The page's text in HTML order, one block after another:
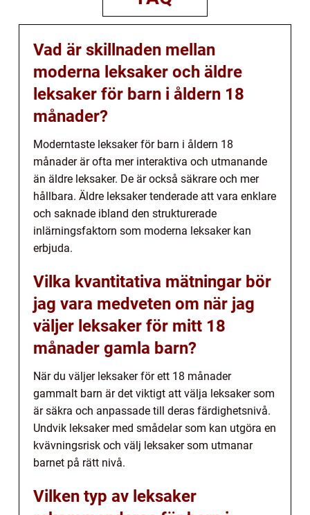
Vad är skillnaden mellan
moderna leksaker och äldre
leksaker för barn i åldern 18
månader?
Moderntaste leksaker för barn i åldern 18
månader är ofta mer interaktiva och utmanande
än äldre leksaker. De är också säkrare och mer
hållbara. Äldre leksaker tenderade att vara enklare
och saknade ibland den strukturerade
inlärningsfaktorn som moderna leksaker kan
erbjuda.
Vilka kvantitativa mätningar bör
jag vara medveten om när jag
väljer leksaker för mitt 18
månader gamla barn?
När du väljer leksaker för ett 18 månader
gammalt barn är det viktigt att välja leksaker som
är säkra och anpassade till deras färdighetsnivå.
Undvik leksaker med smådelar som kan utgöra en
kvävningsrisk och välj leksaker som utmanar
barnet på rätt nivå.
Vilken typ av leksaker